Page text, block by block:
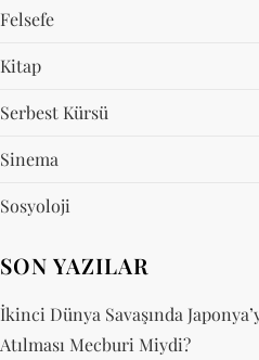
Felsefe
Kitap
Serbest Kürsü
Sinema
Sosyoloji
SON YAZILAR
İkinci Dünya Savaşında
Atılması Mecburi Miydi?